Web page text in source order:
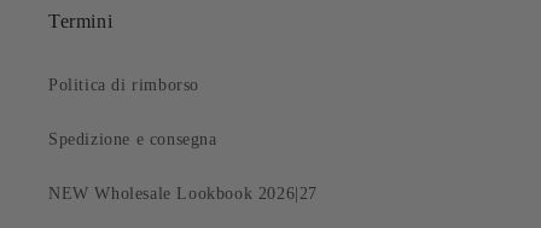
Termini
Politica di rimborso
Spedizione e consegna
NEW Wholesale Lookbook 2026|27